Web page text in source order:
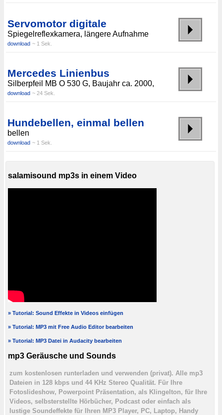
Servomotor digitale
Spiegelreflexkamera, längere Aufnahme
download ~ 1 Sek.
Mercedes Linienbus
Silberpfeil MB O 530 G, Baujahr ca. 2000,
download ~ 24 Sek.
Hundebellen, einmal bellen
bellen
download ~ 1 Sek.
salamisound mp3s in einem Video
» Tutorial: Sound Effekte in Videos einfügen
» Tutorial: MP3 mit Free Audio Editor bearbeiten
» Tutorial: MP3 Datei in Audacity bearbeiten
mp3 Geräusche und Sounds
zum kostenlosen runterladen und verwenden (privat). Alle mp3
Dateien in 128 kbps und 44 KHz Stereo Qualität. Für Ihre
Fotoslideshow, Powerpoint Präsentation, als Klingelton, für Ihre
Videos, selbsterstellte Hörbücher, Podcast oder einfach als
lustige Soundeffekte für Ihren MP3 Player, PC, Laptop, Handy